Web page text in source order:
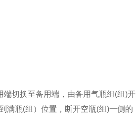
切换至备用端，由备用气瓶组(组)开
满瓶(组）位置，断开空瓶(组)一侧的